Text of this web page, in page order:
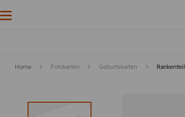
Home Fotokarten Geburtskarten Rankenteil